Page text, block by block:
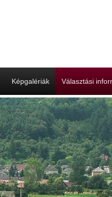
Képgalériák Választási